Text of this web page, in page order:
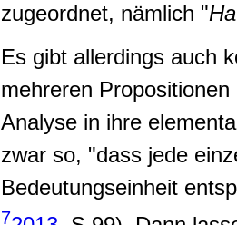
zugeordnet, nämlich "
Es gibt allerdings auch
mehreren
Analyse in ihre
zwar so, "dass jede
Bedeutungseinheit
7